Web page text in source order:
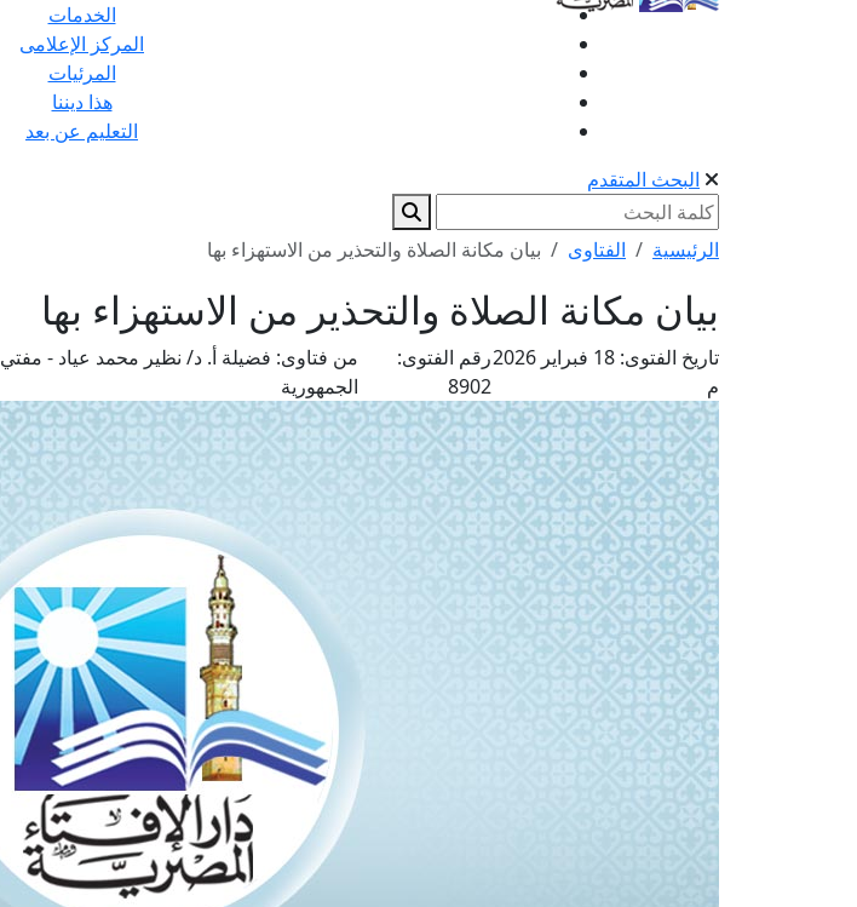
الخدمات
المركز الإعلامى
المرئيات
هذا ديننا
التعليم عن بعد
البحث المتقدم
الرئيسية الفتاوى بيان مكانة الصلاة والتحذير من الاستهزاء بها
بيان مكانة الصلاة والتحذير من الاستهزاء بها
تاريخ الفتوى:
18 فبراير 2026
م
رقم الفتوى:
8902
من فتاوى: فضيلة أ. د/ نظير محمد عياد - مفتي
الجمهورية